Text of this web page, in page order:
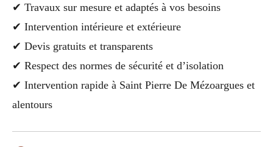
✔ Travaux sur mesure et adaptés à vos besoins
✔ Intervention intérieure et extérieure
✔ Devis gratuits et transparents
✔ Respect des normes de sécurité et d’isolation
✔ Intervention rapide à Saint Pierre De Mézoargues et
alentours